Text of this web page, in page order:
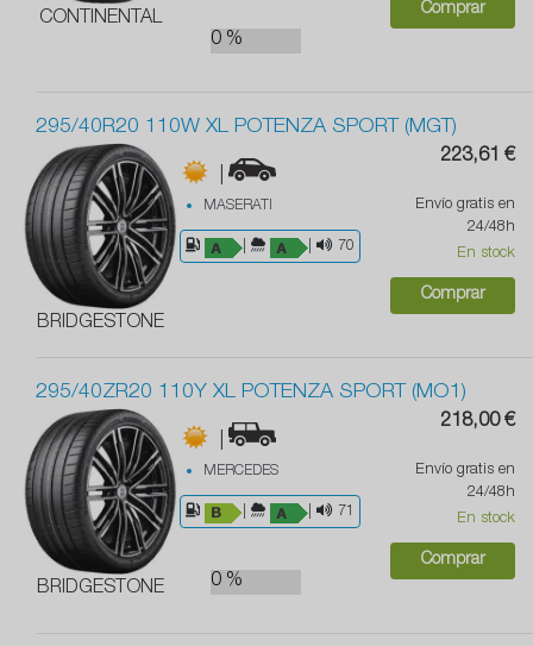
CONTINENTAL
0 %
Comprar
295/40R20 110W XL POTENZA SPORT (MGT)
BRIDGESTONE
|
MASERATI
70
223,61 €
Envío gratis en
24/48h
En stock
Comprar
295/40ZR20 110Y XL POTENZA SPORT (MO1)
BRIDGESTONE
|
MERCEDES
71
0 %
218,00 €
Envío gratis en
24/48h
En stock
Comprar